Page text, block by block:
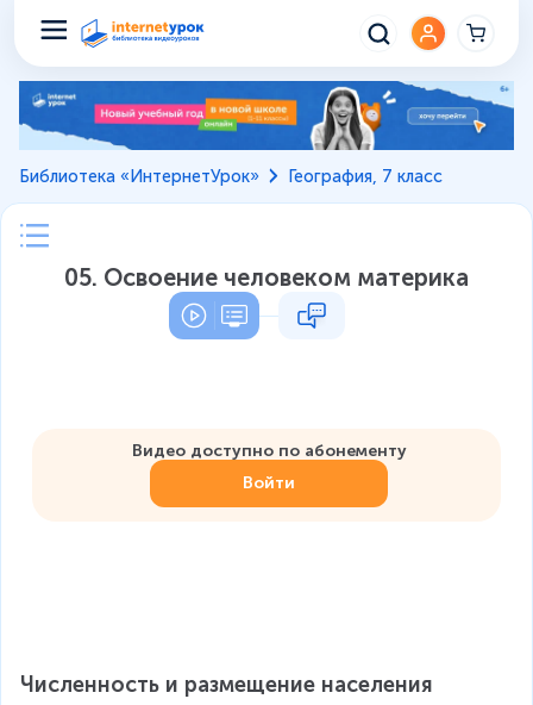
Библиотека «ИнтернетУрок» География, 7 класс
05. Освоение человеком материка
Видео доступно по абонементу
Войти
Численность и размещение населения